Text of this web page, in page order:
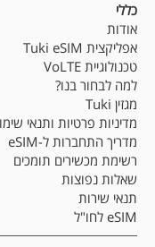
כללי
אודות
אפליקצית Tuki eSIM
טכנולוגיית VoLTE
למה לבחור בנו?
מגזין Tuki
מדיניות פרטיות ותנאי
מדריך התחברות ל-eSIM
רשימת מכשירים תומכים
שאלות נפוצות
תנאי שירות
eSIM לחו"ל